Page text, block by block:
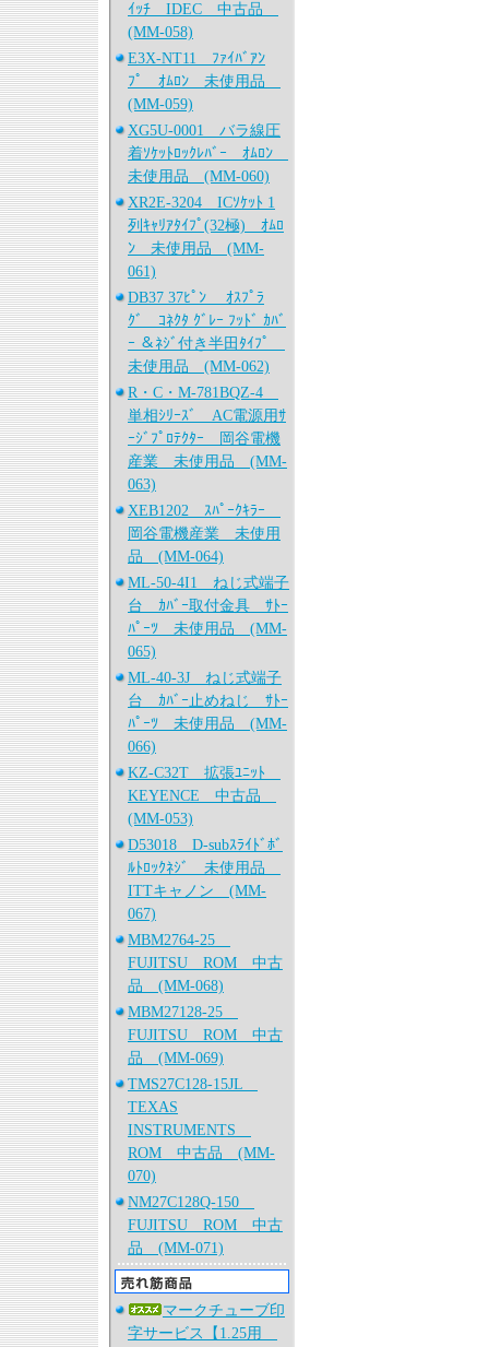
ｲｯﾁ IDEC 中古品
(MM-058)
E3X-NT11 ﾌｧｲﾊﾞｱﾝ
ﾌﾟ ｵﾑﾛﾝ 未使用品
(MM-059)
XG5U-0001 バラ線圧
着ｿｹｯﾄﾛｯｸﾚﾊﾞｰ ｵﾑﾛﾝ
未使用品 (MM-060)
XR2E-3204 ICｿｹｯﾄ 1
列ｷｬﾘｱﾀｲﾌﾟ(32極) ｵﾑﾛ
ﾝ 未使用品 (MM-
061)
DB37 37ﾋﾟﾝ ｵｽﾌﾟﾗ
ｸﾞ ｺﾈｸﾀ ｸﾞﾚｰ ﾌｯﾄﾞ ｶﾊﾞ
ｰ ＆ﾈｼﾞ付き半田ﾀｲﾌﾟ
未使用品 (MM-062)
R・C・M-781BQZ-4
単相ｼﾘｰｽﾞ AC電源用ｻ
ｰｼﾞﾌﾟﾛﾃｸﾀｰ 岡谷電機
産業 未使用品 (MM-
063)
XEB1202 ｽﾊﾟｰｸｷﾗｰ
岡谷電機産業 未使用
品 (MM-064)
ML-50-4I1 ねじ式端子
台 ｶﾊﾞｰ取付金具 ｻﾄｰ
ﾊﾟｰﾂ 未使用品 (MM-
065)
ML-40-3J ねじ式端子
台 ｶﾊﾞｰ止めねじ ｻﾄｰ
ﾊﾟｰﾂ 未使用品 (MM-
066)
KZ-C32T 拡張ﾕﾆｯﾄ
KEYENCE 中古品
(MM-053)
D53018 D-subｽﾗｲﾄﾞﾎﾞ
ﾙﾄﾛｯｸﾈｼﾞ 未使用品
ITTキャノン (MM-
067)
MBM2764-25
FUJITSU ROM 中古
品 (MM-068)
MBM27128-25
FUJITSU ROM 中古
品 (MM-069)
TMS27C128-15JL
TEXAS
INSTRUMENTS
ROM 中古品 (MM-
070)
NM27C128Q-150
FUJITSU ROM 中古
品 (MM-071)
マークチューブ印
字サービス【1.25用